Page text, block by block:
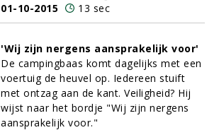
01-10-2015
13 sec
'Wij zijn nergens aansprakelijk voor'
De campingbaas komt dagelijks met een
voertuig de heuvel op. Iedereen stuift
met ontzag aan de kant. Veiligheid? Hij
wijst naar het bordje "Wij zijn nergens
aansprakelijk voor."